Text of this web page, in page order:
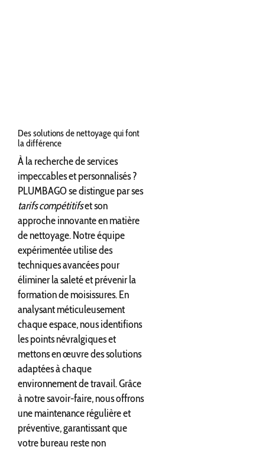
Des solutions de nettoyage qui font
la différence
À la recherche de services
impeccables et personnalisés ?
PLUMBAGO se distingue par ses
tarifs compétitifset son
approche innovante en matière
de nettoyage. Notre équipe
expérimentée utilise des
techniques avancées pour
éliminer la saleté et prévenir la
formation de moisissures. En
analysant méticuleusement
chaque espace, nous identifions
les points névralgiques et
mettons en œuvre des solutions
adaptées à chaque
environnement de travail. Grâce
à notre savoir-faire, nous offrons
une maintenance régulière et
préventive, garantissant que
votre bureau reste non